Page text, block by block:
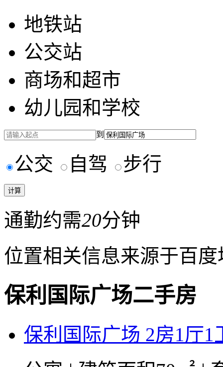
地铁站
公交站
商场和超市
幼儿园和学校
到
公交 自驾 步行
通勤约需20分钟
位置相关信息来源于百
保利国际广场二手房
保利国际广场 2房1厅1